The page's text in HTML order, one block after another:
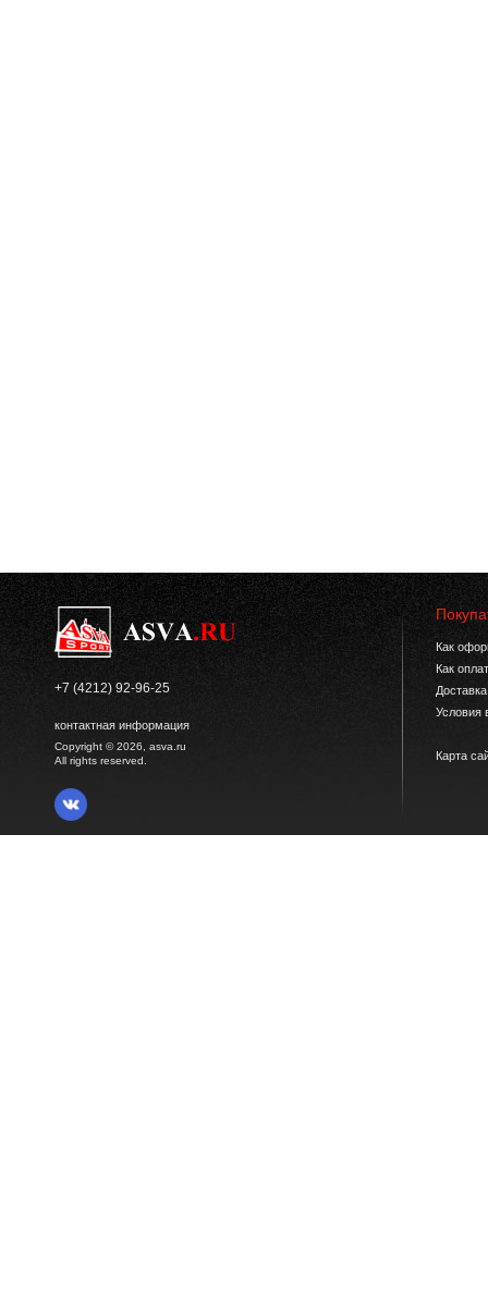
+7 (4212) 92-96-25
контактная информация
Copyright © 2026, asva.ru
All rights reserved.
Как
Как
Условия
Карта